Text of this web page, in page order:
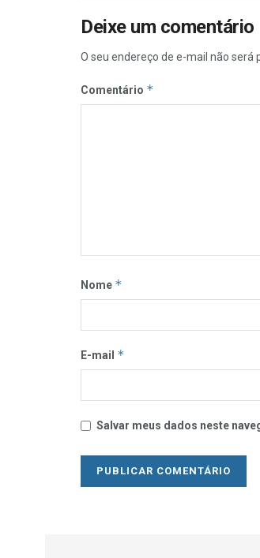
Deixe um comentário
O seu endereço de e-mail não será
Comentário *
Nome *
E-mail *
Salvar meus dados neste